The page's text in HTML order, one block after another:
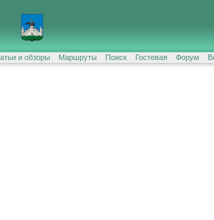
и обзоры Маршруты Поиск Гостевая Форум